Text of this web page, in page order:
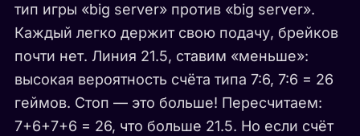
тип игры «big server» против «big server».
Каждый легко держит свою подачу, брейков
почти нет. Линия 21.5, ставим «меньше»:
высокая вероятность счёта типа 7:6, 7:6 = 26
геймов. Стоп — это больше! Пересчитаем:
7+6+7+6 = 26, что больше 21.5. Но если счёт